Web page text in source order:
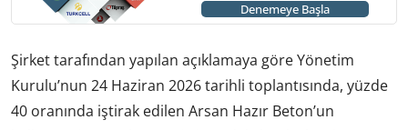
Denemeye Başla
Şirket tarafından yapılan açıklamaya göre Yönetim
Kurulu’nun 24 Haziran 2026 tarihli toplantısında, yüzde
40 oranında iştirak edilen Arsan Hazır Beton’un